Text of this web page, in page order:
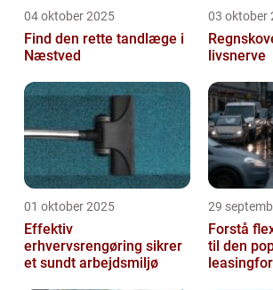
04 oktober 2025
Find den rette tandlæge i
Næstved
03 oktober
livsnerve
01 oktober 2025
Effektiv
erhvervsrengøring sikrer
et sundt arbejdsmiljø
29
Forstå
til den